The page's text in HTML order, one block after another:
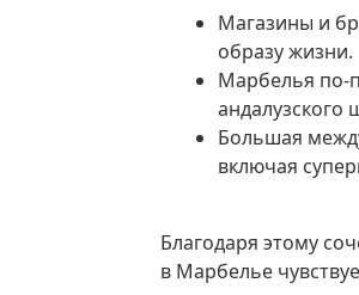
Магазины и бренды из родной страны позволяют не скучать по привычному
образу жизни.
Марбелья по-прежнему сохраняет свою испанскую самобытность, полную
андалузского
Большая международная община означает наличие множества удобств,
включая
Благодаря этому сочетанию международного комфорта и испанской аутентичности
в Марбелье